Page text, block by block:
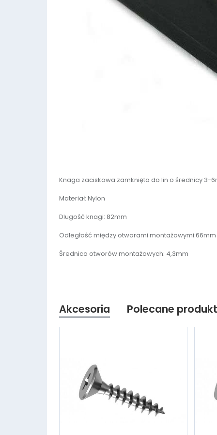
Knaga zaciskowa zamknięta do lin o średnicy 3-
Materiał: Nylon
Dlugość knagi: 82mm
Odległość między otworami montażowymi:66mm
Średnica otworów montażowych: 4,3mm
Akcesoria Polecane